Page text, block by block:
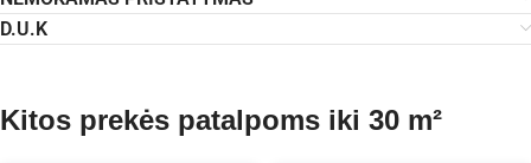
D.U.K
Kitos prekės patalpoms iki 30 m²